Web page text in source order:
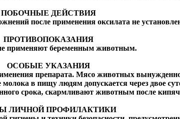
ПОБОЧНЫЕ ДЕЙСТВИЯ
после применения оксилата не
ПРОТИВОПОКАЗАНИЯ
применяют беременным животным.
ОСОБЫЕ УКАЗАНИЯ
препарата. Мясо животных
в пищу людям допускается через двое
срока, скармливают животным после
ЛИЧНОЙ ПРОФИЛАКТИКИ